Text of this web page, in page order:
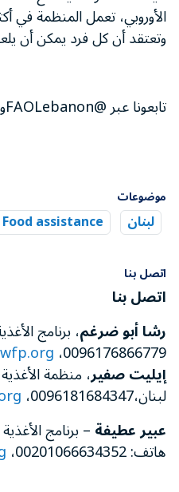
وتعتقد أن كل فرد يمكن أن
تابعونا عبر @FAOLebanonو FAOinLebanon
موضوعات
لبنان Food assistance
اتصل بنا
اتصل بنا
رشا أبو ضرغم، برنامج
0096176866779،
إيليت صفير، منظمة
لبنان،0096181684347،
عبير عطيفة– برنامج
هاتف: 00201066634352،